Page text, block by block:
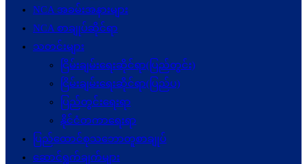
NCA အခမ်းအနားများ
NCA စာချုပ်ဆိုင်ရာ
သတင်းများ
ငြိမ်းချမ်းရေးဆိုင်ရာ(ပြည်တွင်း)
ငြိမ်းချမ်းရေးဆိုင်ရာ(ပြည်ပ)
ပြည်တွင်းရေးရာ
နိုင်ငံတကာရေးရာ
ပြည်ထောင်စုသဘောတူစာချုပ်
ဆောင်ရွက်ချက်များ